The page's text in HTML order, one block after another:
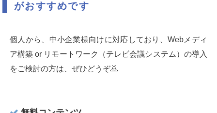
がおすすめです
個人から、中小企業様向けに対応しており、Webメディ
ア構築 or リモートワーク（テレビ会議システム）の導入
をご検討の方は、ぜひどうぞ🙇‍